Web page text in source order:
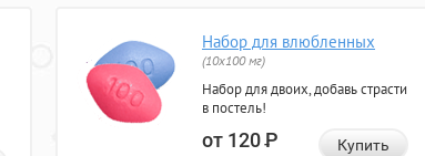
Набор для влюбленных
(10х100 мг)
Набор для двоих, добавь страсти
в постель!
от 120Р Купить